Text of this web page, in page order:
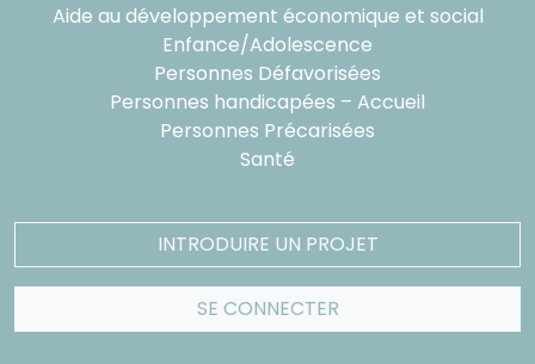
Aide au développement économique et social
Enfance/Adolescence
Personnes Défavorisées
Personnes handicapées – Accueil
Personnes Précarisées
Santé
INTRODUIRE UN PROJET
SE CONNECTER